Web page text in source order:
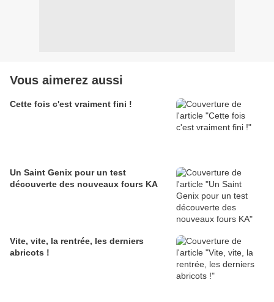
Vous aimerez aussi
Cette fois c'est vraiment fini !
Un Saint Genix pour un test
découverte des nouveaux fours KA
Vite, vite, la rentrée, les derniers
abricots !